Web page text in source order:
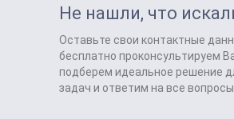
Не нашли, что
Оставьте свои контактные
бесплатно проконсультируем
подберем идеальное решение
задач и ответим на все вопросы